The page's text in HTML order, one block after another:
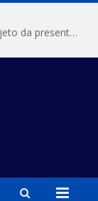
DISPENSA DE LICITAÇÃO Nº 03/2026 (O objeto da presente dispensa é a escolha da proposta mais vantajosa para a aquisição, de aparelhos de ar condicionado, tipo Split, com material de instalação e fogão industrial, conforme condições, quantidades e exigências estabelecidas no termo de referencia e neste aviso de contratação direta e seus anexos)